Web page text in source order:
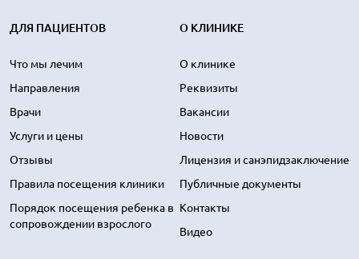
ДЛЯ ПАЦИЕНТОВ
Что мы лечим
Направления
Врачи
Услуги и цены
Отзывы
Правила посещения клиники
Порядок посещения ребенка в
сопровождении взрослого
О КЛИНИКЕ
О клинике
Реквизиты
Вакансии
Новости
Лицензия и санэпидзаключение
Публичные документы
Контакты
Видео